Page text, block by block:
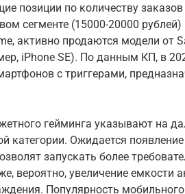
позиции по количеству
сегменте (15000-20000 рублей)
активно продаются модели от
iPhone SE). По данным КП, в
с триггерами,
гейминга указывают на
категории. Ожидается
запускать более
вероятно, увеличение емкости
Популярность